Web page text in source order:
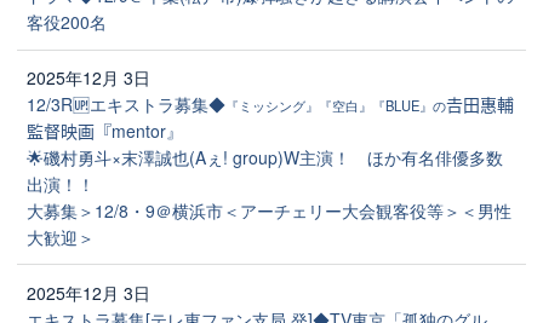
客役200名
2025年12月 3日
12/3R🆙エキストラ募集◆ 『ミッシング』『空白』『BLUE』の𠮷田惠輔
監督映画『mentor』
🌟磯村勇斗×末澤誠也(Aぇ! group)W主演！ ほか有名俳優多数
出演！！
大募集＞12/8・9＠横浜市＜アーチェリー大会観客役等＞＜男性
大歓迎＞
2025年12月 3日